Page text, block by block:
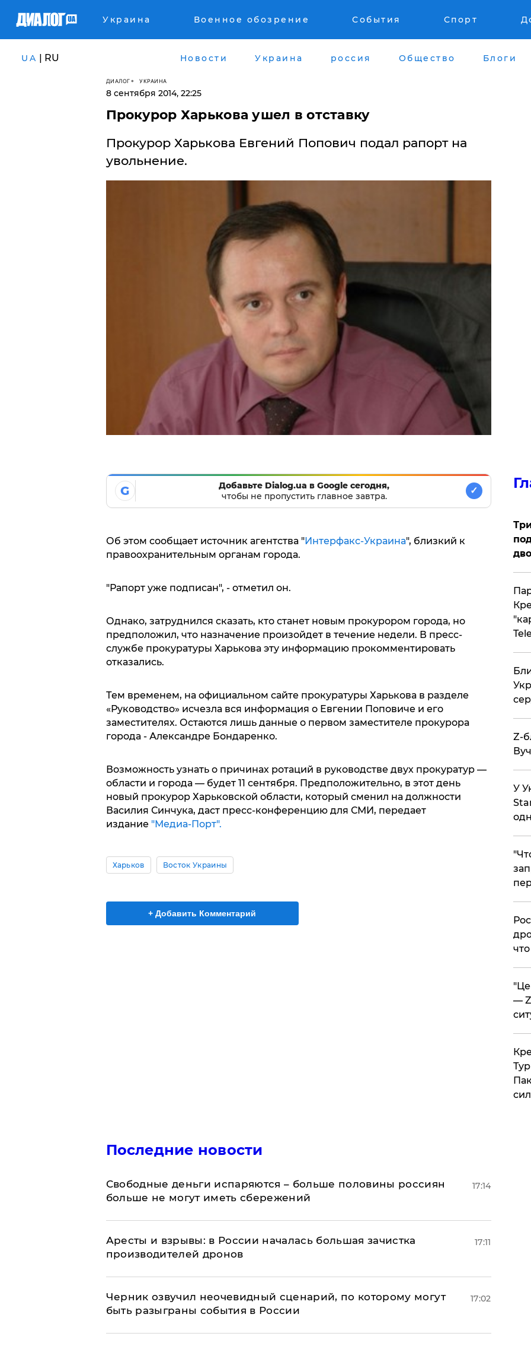
Украина Военное обозрение События Спорт
UA | RU Новости Украина россия Общество Блоги
ДИАЛОГ УКРАИНА
8 сентября 2014, 22:25
Прокурор Харькова ушел в отставку
​Прокурор Харькова Евгений Попович подал рапорт на
увольнение.
G
Добавьте Dialog.ua в Google сегодня,
чтобы не пропустить главное завтра.
✓
Об этом сообщает источник агентства "Интерфакс-Украина", близкий к
правоохранительным органам города.
"Рапорт уже подписан", - отметил он.
Однако, затруднился сказать, кто станет новым прокурором города, но
предположил, что назначение произойдет в течение недели. В пресс-
службе прокуратуры Харькова эту информацию прокомментировать
отказались.
Тем временем, на официальном сайте прокуратуры Харькова в разделе
«Руководство» исчезла вся информация о Евгении Поповиче и его
заместителях. Остаются лишь данные о первом заместителе прокурора
города - Александре Бондаренко.
Возможность узнать о причинах ротаций в руководстве двух прокуратур —
области и города — будет 11 сентября. Предположительно, в этот день
новый прокурор Харьковской области, который сменил на должности
Василия Синчука, даст пресс-конференцию для СМИ, передает
издание "Медиа-Порт".
Харьков Восток Украины
+ Добавить Комментарий
Последние новости
Свободные деньги испаряются – больше половины россиян
больше не могут иметь сбережений
17:14
Аресты и взрывы: в России началась большая зачистка
производителей дронов
17:11
Черник озвучил неочевидный сценарий, по которому могут
быть разыграны события в России
17:02
Z-
У
—